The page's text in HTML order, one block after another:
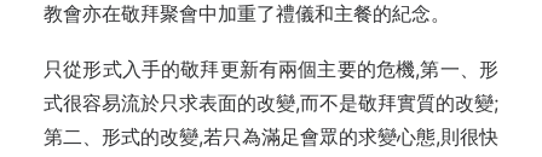
教會亦在敬拜聚會中加重了禮儀和主餐的紀念。
只從形式入手的敬拜更新有兩個主要的危機,第一、形
式很容易流於只求表面的改變,而不是敬拜實質的改變;
第二、形式的改變,若只為滿足會眾的求變心態,則很快